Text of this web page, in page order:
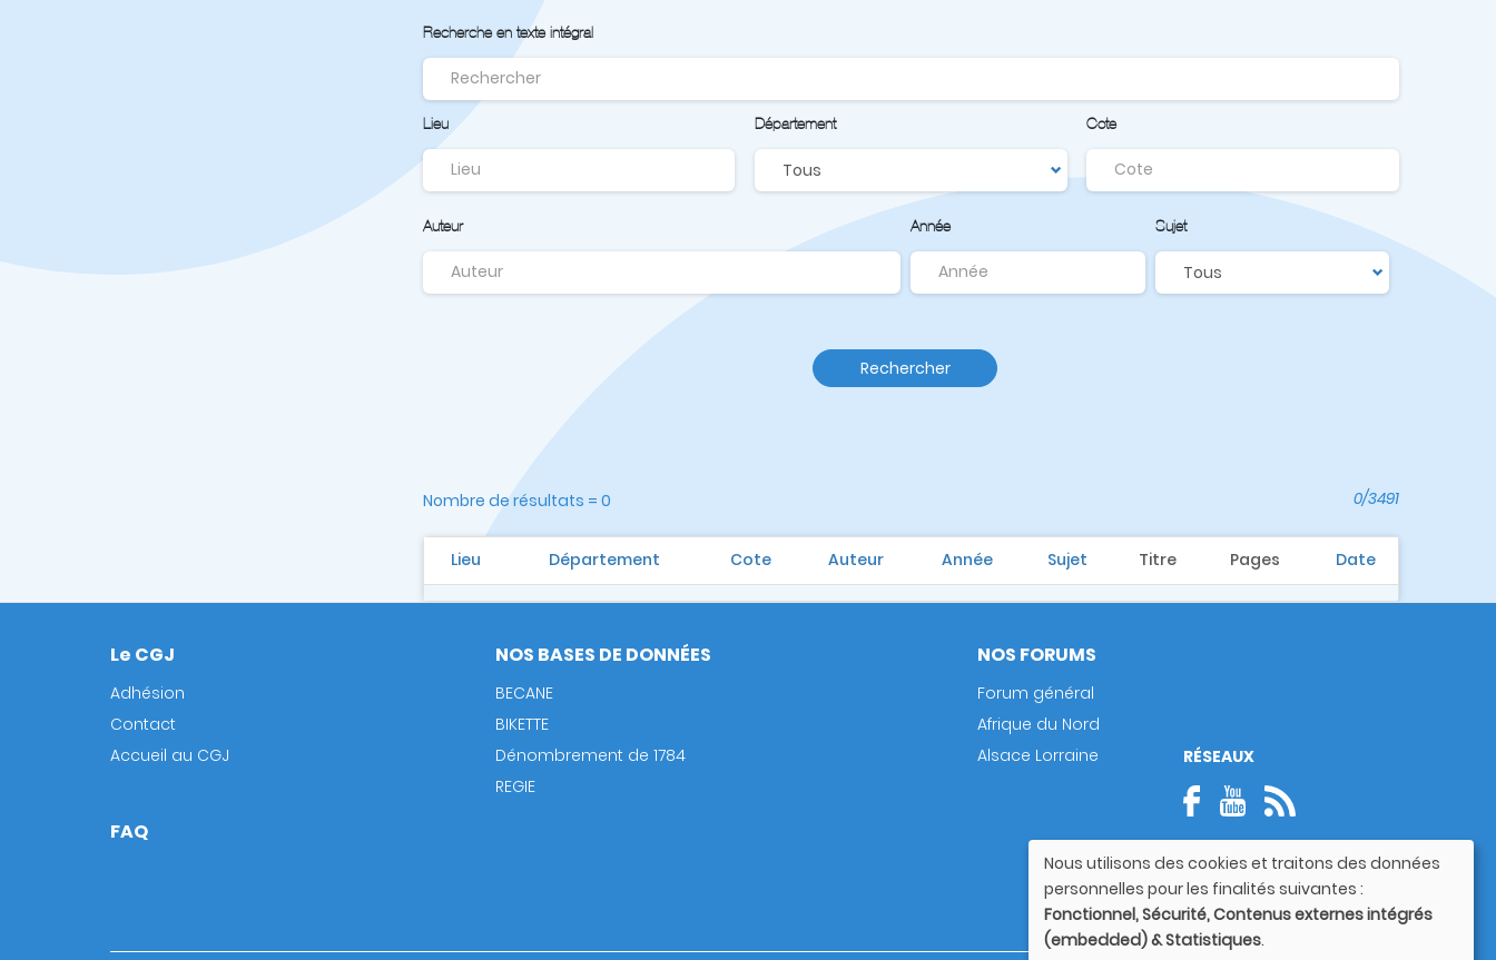
Recherche en texte intégral
Lieu Département Cote
Auteur Année Sujet
Rechercher
Nombre de résultats = 0 0/3491
Lieu Département Cote Auteur Année Sujet Titre Pages Date
Footer
Le CGJ
Adhésion
Contact
Accueil au CGJ
NOS BASES DE DONNÉES
BECANE
BIKETTE
Dénombrement de 1784
REGIE
NOS FORUMS
Forum général
Afrique du Nord
Alsace Lorraine
FAQ
RÉSEAUX
Utilisation
des
données
personnelles
Nous utilisons des cookies et traitons des données
personnelles pour les finalités suivantes :
Fonctionnel, Sécurité, Contenus externes intégrés
(embedded) & Statistiques.